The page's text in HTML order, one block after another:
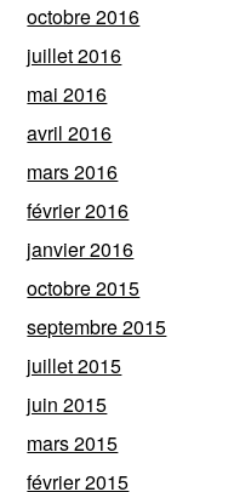
octobre 2016
juillet 2016
mai 2016
avril 2016
mars 2016
février 2016
janvier 2016
octobre 2015
septembre 2015
juillet 2015
juin 2015
mars 2015
février 2015